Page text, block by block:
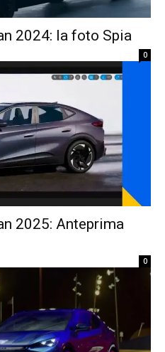
2024: la foto Spia
0
2025: Anteprima
0